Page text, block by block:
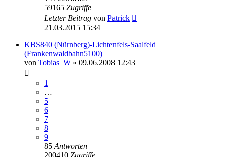
59165 Zugriffe
Letzter Beitrag von Patrick
21.03.2015 15:34
KBS840 (Nürnberg)-Lichtenfels-Saalfeld
(Frankenwaldbahn5100)
von Tobias_W » 09.06.2008 12:43
1
…
5
6
7
8
9
85 Antworten
200410 Zugriffe